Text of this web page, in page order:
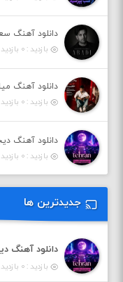
دانلود آهنگ
بازدید : ۰ بازدید بار /
دانلود آهنگ
بازدید : ۰ بازدید بار /
دانلود آهنگ دیجی
بازدید : ۰ بازدید بار /
جدیدترین ها
دانلود آهنگ دیجی
بازدید : ۰ بازدید بار /